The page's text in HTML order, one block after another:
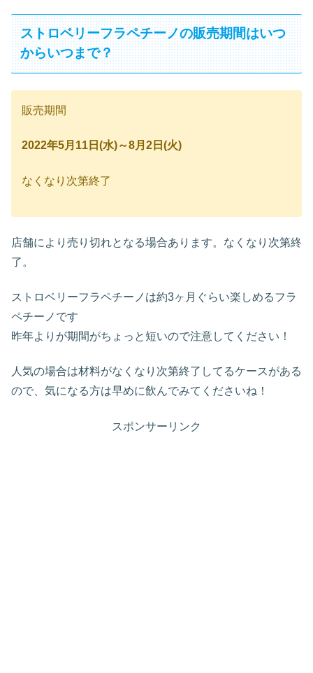
ストロベリーフラペチーノの販売期間はいつ
からいつまで？
販売期間
2022年5月11日(水)～8月2日(火)
なくなり次第終了
店舗により売り切れとなる場合あります。なくなり次第終
了。
ストロベリーフラペチーノは約3ヶ月ぐらい楽しめるフラ
ペチーノです
昨年よりが期間がちょっと短いので注意してください！
人気の場合は材料がなくなり次第終了してるケースがある
ので、気になる方は早めに飲んでみてくださいね！
スポンサーリンク